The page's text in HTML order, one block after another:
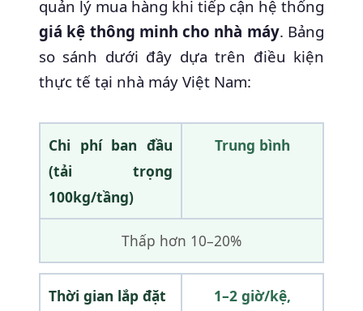
quản lý mua hàng khi tiếp cận hệ thống
giá kệ thông minh cho nhà máy. Bảng
so sánh dưới đây dựa trên điều kiện
thực tế tại nhà máy Việt Nam:
Chi phí ban đầu
(tải trọng
100kg/tầng)
Trung bình
Thấp hơn 10–20%
Thời gian lắp đặt
1–2 giờ/kệ,